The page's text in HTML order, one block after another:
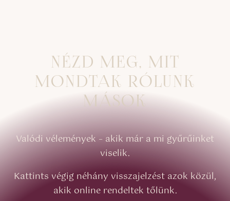
NÉZD MEG, MIT
MONDTAK RÓLUNK
MÁSOK
Valódi vélemények – akik már a mi gyűrűinket
viselik.
Kattints végig néhány visszajelzést azok közül,
akik online rendeltek tőlünk.